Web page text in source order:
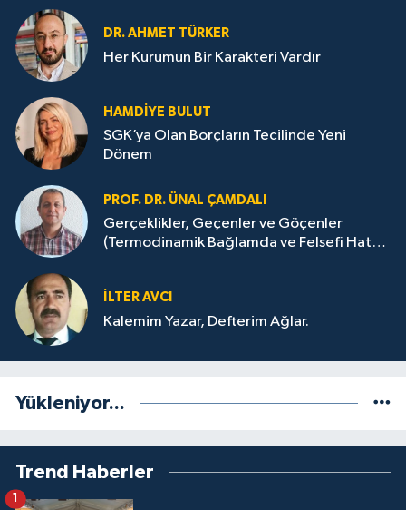
DR. AHMET TÜRKER
Her Kurumun Bir Karakteri Vardır
HAMDIYE BULUT
SGK’ya Olan Borçların Tecilinde Yeni
Dönem
PROF. DR. ÜNAL ÇAMDALI
Gerçeklikler, Geçenler ve Göçenler
(Termodinamik Bağlamda ve Felsefi Hatta
İLTER AVCI
Kalemim Yazar, Defterim Ağlar.
Yükleniyor...
Trend Haberler
1